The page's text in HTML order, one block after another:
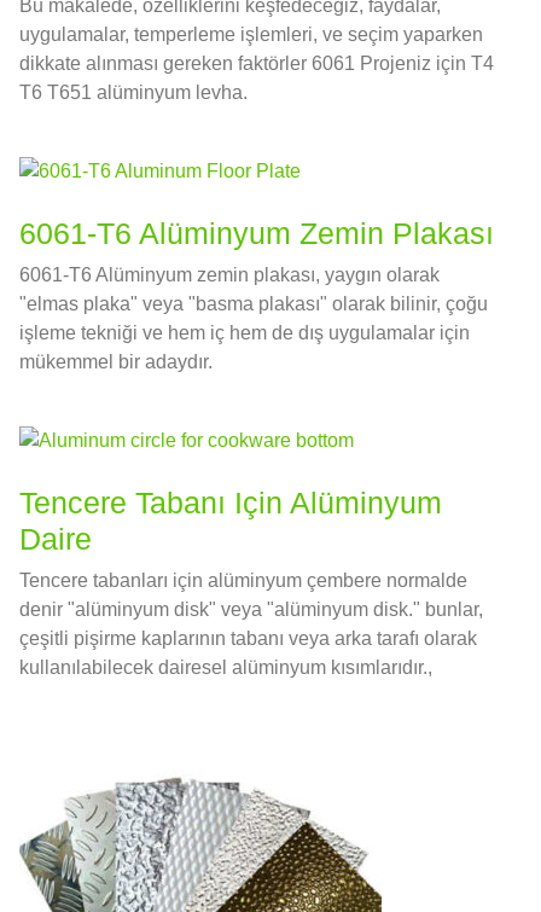
Bu makalede, özelliklerini keşfedeceğiz, faydalar,
uygulamalar, temperleme işlemleri, ve seçim yaparken
dikkate alınması gereken faktörler 6061 Projeniz için T4
T6 T651 alüminyum levha.
6061-T6 Alüminyum Zemin Plakası
6061-T6 Alüminyum zemin plakası, yaygın olarak
"elmas plaka" veya "basma plakası" olarak bilinir, çoğu
işleme tekniği ve hem iç hem de dış uygulamalar için
mükemmel bir adaydır.
Tencere Tabanı Için Alüminyum
Daire
Tencere tabanları için alüminyum çembere normalde
denir "alüminyum disk" veya "alüminyum disk." bunlar,
çeşitli pişirme kaplarının tabanı veya arka tarafı olarak
kullanılabilecek dairesel alüminyum kısımlarıdır.,